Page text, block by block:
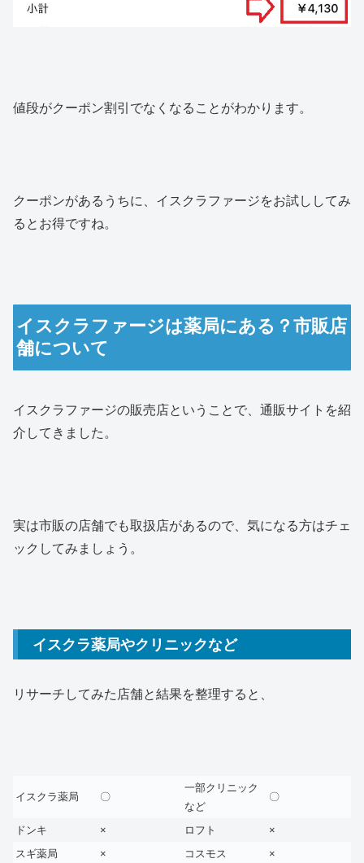
値段がクーポン割引でなくなることがわかります。
クーポンがあるうちに、イスクラファージをお試ししてみ
るとお得ですね。
イスクラファージは薬局にある？市販店
舗について
イスクラファージの販売店ということで、通販サイトを紹
介してきました。
実は市販の店舗でも取扱店があるので、気になる方はチェ
ックしてみましょう。
イスクラ薬局やクリニックなど
リサーチしてみた店舗と結果を整理すると、
イスクラ薬局 〇
一部クリニック
など
〇
ドンキ × ロフト
×
スギ薬局
× コスモス
×